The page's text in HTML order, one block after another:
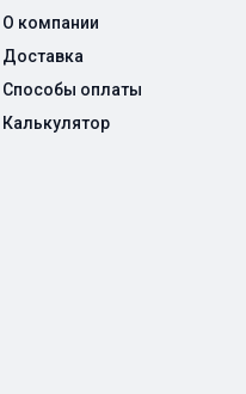
О компании
Доставка
Способы оплаты
Калькулятор